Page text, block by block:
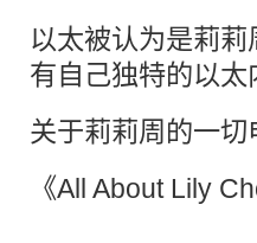
以太被认为是莉
有自己独特的以太
关于莉莉周的一切
《All About Lily